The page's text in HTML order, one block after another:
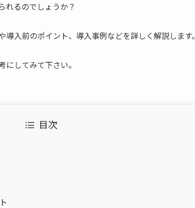
れるのでしょうか？
入前のポイント、導入事例などを詳しく解説します。
してみて下さい。
目次